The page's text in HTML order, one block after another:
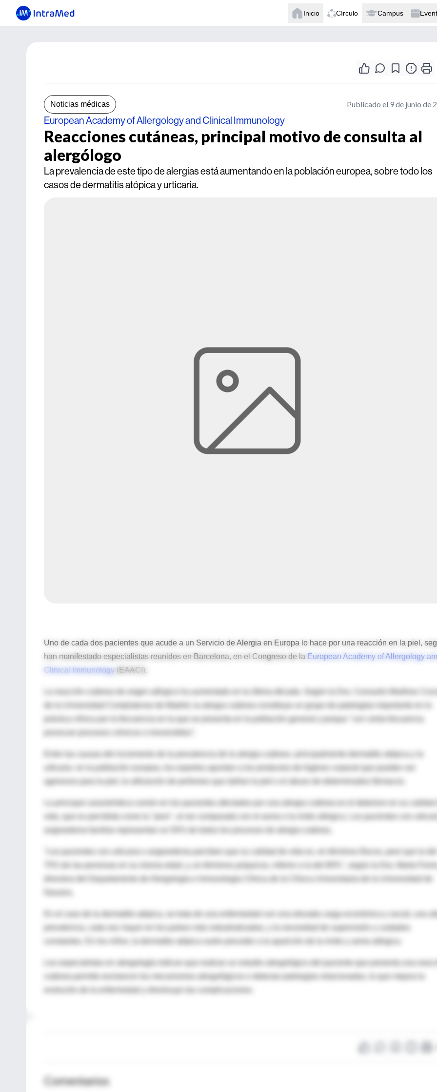
Inicio Círculo Campus
Noticias médicas Publicado el 9 de junio de
European Academy of Allergology and Clinical Immunology
Reacciones cutáneas, principal motivo de consulta al
alergólogo
La prevalencia de este tipo de alergias está aumentando en la población europea, sobre todo los
casos de dermatitis atópica y urticaria.
Uno de cada dos pacientes que acude a un Servicio de Alergia en Europa lo hace por una reacción en la piel,
han manifestado especialistas reunidos en Barcelona, en el Congreso de la European Academy of Allergology
Clinical Immunology (EAACI).
La reacción cutánea de origen alérgico ha aumentado en la última década. Según la Dra. Consuelo Martínez
de la Universidad Complutense de Madrid, la alergia cutánea constituye un grupo de patologías importante en la
práctica clínica por la frecuencia en la que se presenta en la población general y porque "con cierta frecuencia
Entre las causas del incremento de la prevalencia de la alergia cutánea -principalmente dermatitis atópica y la
urticaria- en la población europea, los expertos apuntan a los productos de higiene corporal que pueden ser
agresivos para la piel, la utilización de perfumes que dañan la piel o el abuso de determinados fármacos.
La principal característica común en los pacientes afectados por una alergia cutánea es el deterioro en su calidad
vida, que es percibida como la "peor", al ser comparada con el asma o la rinitis alérgica. Los pacientes con
angioedema familiar representan un 50% de todos los procesos de alergia cutánea.
"Los pacientes con urticaria o angioedema perciben que su calidad de vida es, en términos físicos, peor que la del
75% de las personas en su misma edad, y, en términos psíquicos, inferior a la del 80%", según la Dra. Marta
directora del Departamento de Alergología e Inmunología Clínica de la Clínica Universitaria de la Universidad de
En el caso de la dermatitis atópica, se trata de una enfermedad con una elevada carga económica y social, una
prevalencia, cada vez mayor en los países más industrializados, y la necesidad de supervisión y cuidados
constantes. En los niños, la dermatitis atópica suele preceder a la aparición de la rinitis y asma alérgica.
Los especialistas en alergología indican que realizar un estudio alergológico del paciente que presenta una
cutánea permite esclarecer los mecanismos alergológicos o detectar patologías relacionadas, lo que mejora la
Comentarios